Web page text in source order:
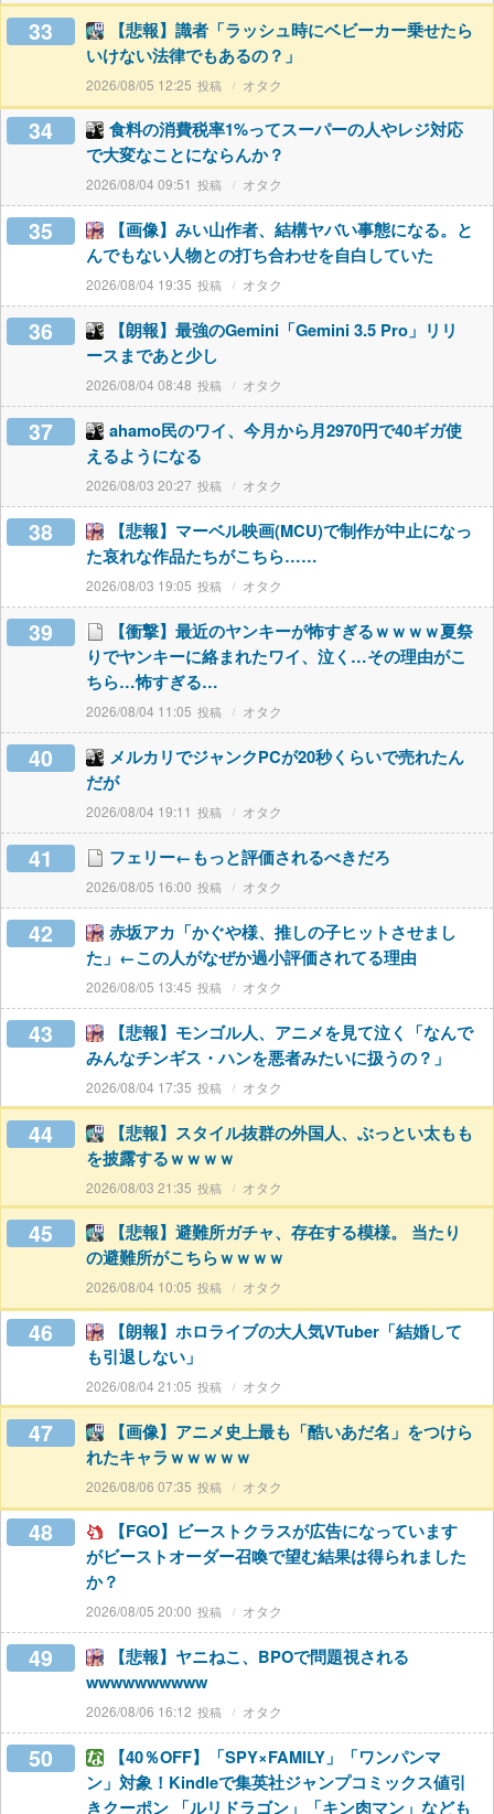
33
【悲報】識者「ラッシュ時にベビーカー乗せたら
いけない法律でもあるの？」
2026/08/05 12:25 オタク
34
食料の消費税率1%ってスーパーの人やレジ対応
で大変なことにならんか？
2026/08/04 09:51 オタク
35
【画像】みい山作者、結構ヤバい事態になる。と
んでもない人物との打ち合わせを自白していた
2026/08/04 19:35 オタク
36
【朗報】最強のGemini「Gemini 3.5 Pro」リリ
ースまであと少し
2026/08/04 08:48 オタク
37
ahamo民のワイ、今月から月2970円で40ギガ使
えるようになる
2026/08/03 20:27 オタク
38
【悲報】マーベル映画(MCU)で制作が中止になっ
た哀れな作品たちがこちら……
2026/08/03 19:05 オタク
39
【衝撃】最近のヤンキーが怖すぎるｗｗｗｗ夏祭
りでヤンキーに絡まれたワイ、泣く…その理由がこ
ちら…怖すぎる…
2026/08/04 11:05 オタク
40
メルカリでジャンクPCが20秒くらいで売れたん
だが
2026/08/04 19:11 オタク
41 フェリー←もっと評価されるべきだろ
2026/08/05 16:00 オタク
42
赤坂アカ「かぐや様、推しの子ヒットさせまし
た」←この人がなぜか過小評価されてる理由
2026/08/05 13:45 オタク
43
【悲報】モンゴル人、アニメを見て泣く「なんで
みんなチンギス・ハンを悪者みたいに扱うの？」
2026/08/04 17:35 オタク
44
【悲報】スタイル抜群の外国人、ぶっとい太もも
を披露するｗｗｗｗ
2026/08/03 21:35 オタク
45
【悲報】避難所ガチャ、存在する模様。 当たり
の避難所がこちらｗｗｗｗ
2026/08/04 10:05 オタク
46
【朗報】ホロライブの大人気VTuber「結婚して
も引退しない」
2026/08/04 21:05 オタク
47
【画像】アニメ史上最も「酷いあだ名」をつけら
れたキャラｗｗｗｗｗ
2026/08/06 07:35 オタク
48
【FGO】ビーストクラスが広告になっています
がビーストオーダー召喚で望む結果は得られました
か？
2026/08/05 20:00 オタク
49
【悲報】ヤニねこ、BPOで問題視される
wwwwwwwwww
2026/08/06 16:12 オタク
50
【40％OFF】「SPY×FAMILY」「ワンパンマ
ン」対象！Kindleで集英社ジャンプコミックス値引
きクーポン 「ルリドラゴン」「キン肉マン」なども